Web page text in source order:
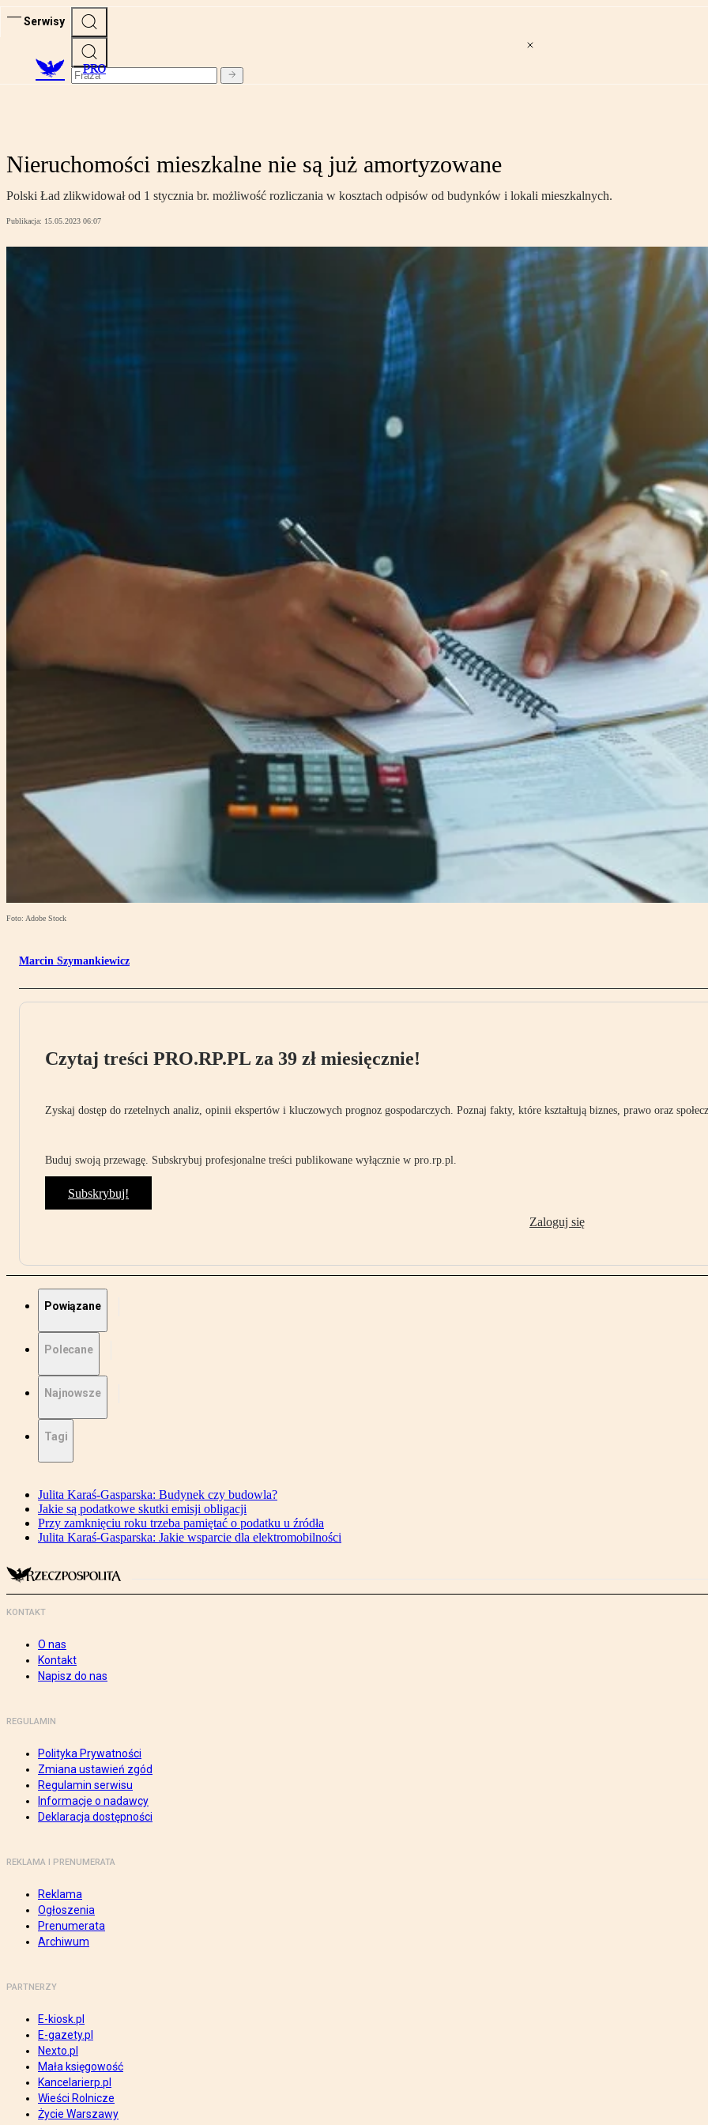
Serwisy
PRO
Nieruchomości mieszkalne nie są już amortyzowane
Polski Ład zlikwidował od 1 stycznia br. możliwość rozliczania w kosztach odpisów od budynków i lokali mieszkalnych.
Publikacja: 15.05.2023 06:07
Foto: Adobe Stock
Marcin Szymankiewicz
Czytaj treści PRO.RP.PL za 39 zł miesięcznie!
Zyskaj dostęp do rzetelnych analiz, opinii ekspertów i kluczowych prognoz gospodarczych. Poznaj fakty, które kształtują biznes, prawo oraz
Buduj swoją przewagę. Subskrybuj profesjonalne treści publikowane wyłącznie w pro.rp.pl.
Subskrybuj!
Zaloguj się
Powiązane
Polecane
Najnowsze
Tagi
Julita Karaś-Gasparska: Budynek czy budowla?
Jakie są podatkowe skutki emisji obligacji
Przy zamknięciu roku trzeba pamiętać o podatku u źródła
Julita Karaś-Gasparska: Jakie wsparcie dla elektromobilności
KONTAKT
O nas
Kontakt
Napisz do nas
REGULAMIN
Polityka Prywatności
Zmiana ustawień zgód
Regulamin serwisu
Informacje o nadawcy
Deklaracja dostępności
REKLAMA I PRENUMERATA
Reklama
Ogłoszenia
Prenumerata
Archiwum
PARTNERZY
E-kiosk.pl
E-gazety.pl
Nexto.pl
Mała księgowość
Kancelarierp.pl
Wieści Rolnicze
Życie Warszawy